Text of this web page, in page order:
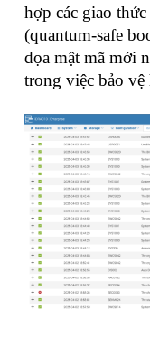
hợp các giao
(quantum-safe
dọa mật mã mới
trong việc bảo vệ